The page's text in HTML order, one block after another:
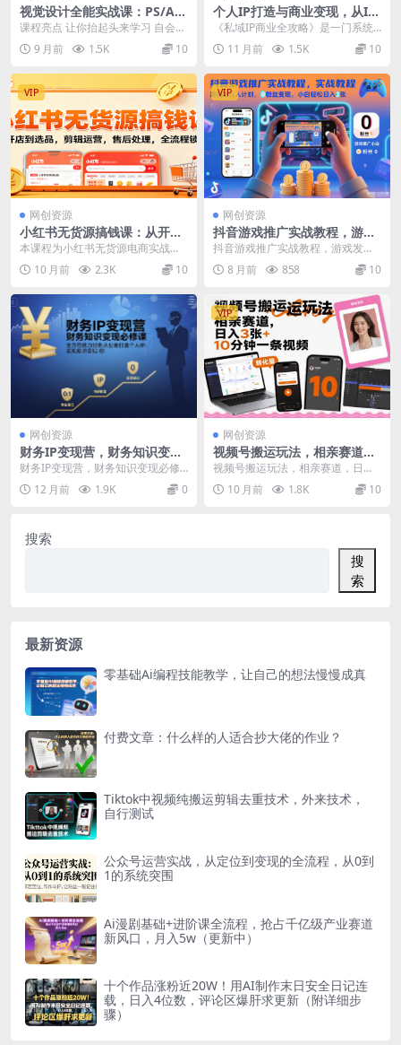
视觉设计全能实战课：PS/AI/
AE/Blender/AIGC工具+变
现，提升中标率与作品集质感
课程亮点 让你抬起头来学习 自会告
诉你市场行情：平面、品牌、3D、
动画、游戏、模...
9 月前 1.5K 10
个人IP打造与商业变现，从IP
原理到起盘盈利、产品开发及
流量裂变等实战技巧全解析
《私域IP商业全攻略》是一门系统
化个人品牌商业变现的实战课程，
涵盖从品牌定位到高...
11 月前 1.5K 10
VIP
网创资源
小红书无货源搞钱课：从开店
到选品，剪辑运营，售后处
本课程为小红书无货源电商实战
课，涵盖开店准备（账号注册/后台
设置）、爆品挖掘（多...
10 月前 2.3K 10
VIP
网创资源
抖音游戏推广实战教程，游戏
发行人计划，0粉丝变现，小
抖音游戏推广实战教程，游戏发行
人计划，0粉丝变现，小白轻松日入
3张 课程介绍： ...
8 月前 858 10
网创资源
财务IP变现营，财务知识变现
必修课，全方位助力财务从业
者打造个人IP，实现知识变现
财务IP变现营，财务知识变现必修
课，全方位助力财务从业者打造个
人IP，实现知识变...
12 月前 1.9K 0
VIP
网创资源
视频号搬运玩法，相亲赛道，
日入3张+，10分钟一条视频
视频号搬运玩法，相亲赛道，日入3
张+，10分钟一条视频 项目介绍：
视频号分成计...
10 月前 1.8K 10
搜索
搜
索
最新资源
零基础Ai编程技能教学，让自己的想法慢慢成真
付费文章：什么样的人适合抄大佬的作业？
Tiktok中视频纯搬运剪辑去重技术，外来技术，
自行测试
公众号运营实战，从定位到变现的全流程，从0到
1的系统突围
Ai漫剧基础+进阶课全流程，抢占千亿级产业赛道
新风口，月入5w（更新中）
十个作品涨粉近20W！用AI制作末日安全日记连
载，日入4位数，评论区爆肝求更新（附详细步
骤）